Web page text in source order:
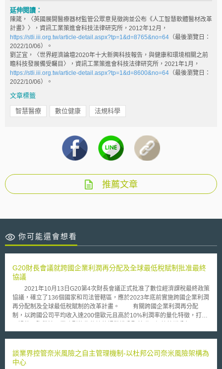
延伸閱讀：
陳箴，〈英國展開醫療器材監管公眾意見徵詢並公布《人工智慧軟體醫材改革
計畫》〉，資訊工業策進會科技法律研究所，2012年12月，
https://stli.iii.org.tw/article-detail.aspx?tp=1&d=8765&no=64 （最後瀏覽日：
2022/10/06）。
劉芷宜，〈世界經濟論壇2020年十大新興科技報告，與健康和環境相關之前
瞻科技發展備受矚目〉，資訊工業策進會科技法律研究所，2021年1月，
https://stli.iii.org.tw/article-detail.aspx?tp=1&d=8600&no=64 （最後瀏覽日：
2022/10/06）。
文章標籤
智慧醫療 數位健康 法規科學
推薦文章
你可能還會想看
G20財長會議就跨國企業利潤再分配及全球最低稅賦制批准最終
協議
2021年10月13日G20第4次財長會議正式批准了數位經濟課稅最終政策
協議，確立了136個國家和司法管轄區，應於2023年底前實施跨國企業利潤
再分配制及全球最低稅賦制的改革計畫。 有關跨國企業利潤再分配
制，以跨國公司平均收入達200億歐元且高於10%利潤率的量化特徵，打破
億歐元的課稅門檻將在未來8年內下修至100億歐元，以逐步實現公平的數
於2022年初公布。 新的全球最低稅賦制，係以全球（相對於境內）為
課稅範圍設定15%的標準稅率，針對年收入達7.5億歐元之跨國公司，衡量
談業界控管奈米風險之自主管理機制-以杜邦公司奈米風險架構為
中心